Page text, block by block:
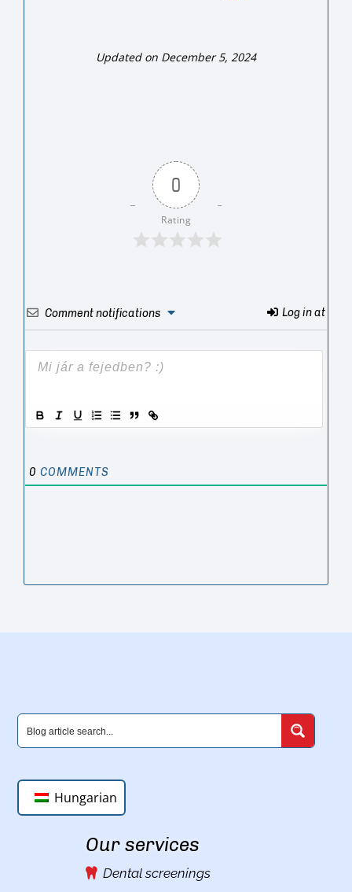
Updated on December 5, 2024
0
Rating
Comment notifications Log in at
0 COMMENTS
Hungarian
Our services
Dental screenings